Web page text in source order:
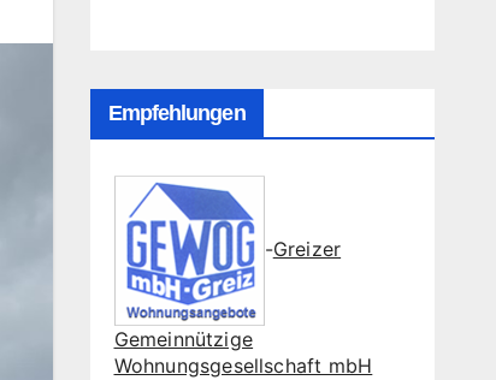
Empfehlungen
-Greizer
Gemeinnützige
Wohnungsgesellschaft mbH